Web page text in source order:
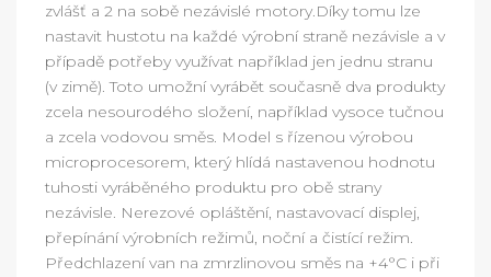
zvlášť a 2 na sobě nezávislé motory.Díky tomu lze
nastavit hustotu na každé výrobní straně nezávisle a v
případě potřeby využívat například jen jednu stranu
(v zimě). Toto umožní vyrábět současně dva produkty
zcela nesourodého složení, například vysoce tučnou
a zcela vodovou směs. Model s řízenou výrobou
microprocesorem, který hlídá nastavenou hodnotu
tuhosti vyráběného produktu pro obě strany
nezávisle. Nerezové opláštění, nastavovací displej,
přepínání výrobních režimů, noční a čistící režim.
Předchlazení van na zmrzlinovou směs na +4°C i při